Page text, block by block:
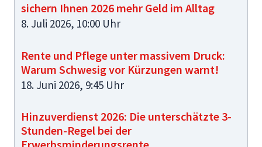
sichern Ihnen 2026 mehr Geld im Alltag
8. Juli 2026, 10:00 Uhr
Rente und Pflege unter massivem Druck:
Warum Schwesig vor Kürzungen warnt!
18. Juni 2026, 9:45 Uhr
Hinzuverdienst 2026: Die unterschätzte 3-
Stunden-Regel bei der